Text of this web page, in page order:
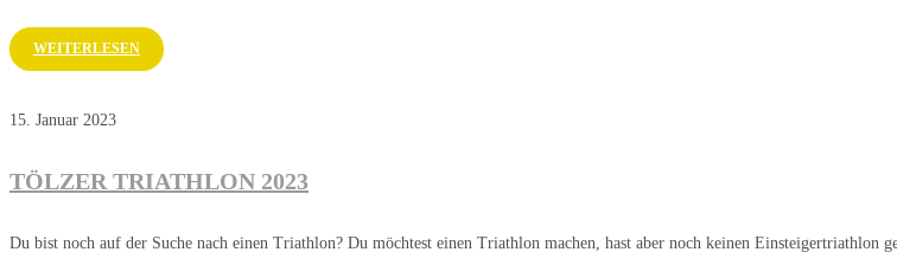
WEITERLESEN
15. Januar 2023
TÖLZER TRIATHLON 2023
Du bist noch auf der Suche nach einen Triathlon? Du möchtest einen Triathlon machen, hast aber noch keinen Einsteigertriathlon